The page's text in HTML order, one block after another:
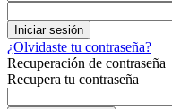
¿Olvidaste tu contraseña?
Recuperación de contraseña
Recupera tu contraseña